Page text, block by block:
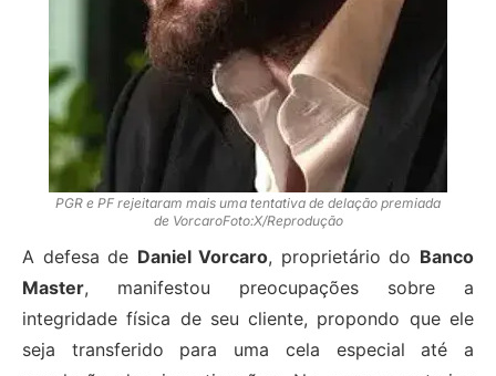
PGR e PF rejeitaram mais uma tentativa de delação premiada
de VorcaroFoto:X/Reprodução
A defesa de Daniel Vorcaro, proprietário do Banco
Master, manifestou preocupações sobre a
integridade física de seu cliente, propondo que ele
seja transferido para uma cela especial até a